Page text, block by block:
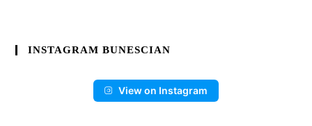
INSTAGRAM BUNESCIAN
View on Instagram